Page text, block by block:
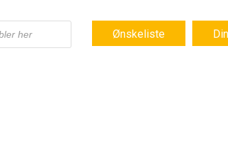
Ønskeliste